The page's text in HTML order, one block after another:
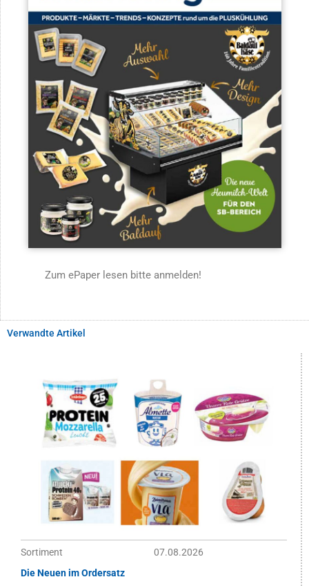
Zum ePaper lesen bitte anmelden!
Verwandte Artikel
Sortiment
07.08.2026
Die Neuen im Ordersatz